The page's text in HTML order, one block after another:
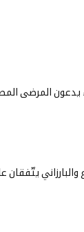
المصابين بالحزام
على توسيع